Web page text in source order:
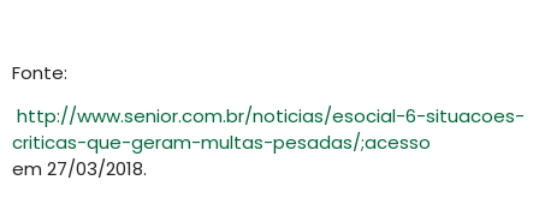
Fonte:
http://www.senior.com.br/noticias/esocial-6-situacoes-
criticas-que-geram-multas-pesadas/;acesso
em 27/03/2018.